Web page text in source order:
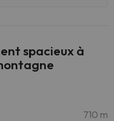
spacieux à
710 m